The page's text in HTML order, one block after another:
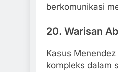
berkomunikasi
20. Warisan
Kasus
kompleks dalam